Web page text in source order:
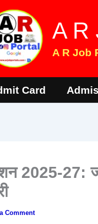
A R
A R Job
Card
2025-27:
Comment